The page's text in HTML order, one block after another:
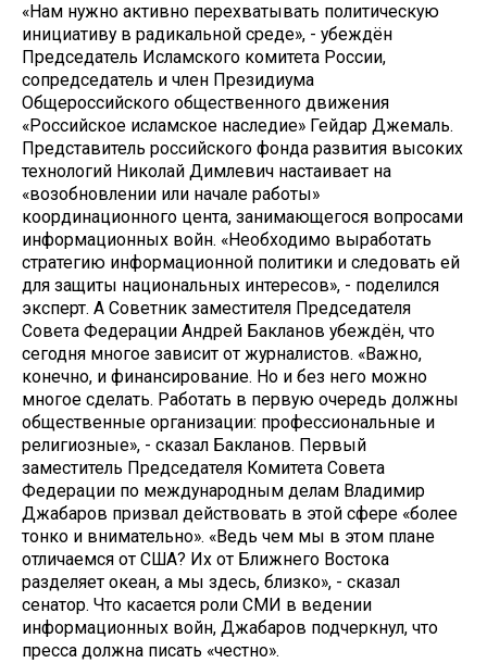
«Нам нужно активно перехватывать политическую
инициативу в радикальной среде», - убеждён
Председатель Исламского комитета России,
сопредседатель и член Президиума
Общероссийского общественного движения
«Российское исламское наследие» Гейдар Джемаль.
Представитель российского фонда развития высоких
технологий Николай Димлевич настаивает на
«возобновлении или начале работы»
координационного цента, занимающегося вопросами
информационных войн. «Необходимо выработать
стратегию информационной политики и следовать ей
для защиты национальных интересов», - поделился
эксперт. А Советник заместителя Председателя
Совета Федерации Андрей Бакланов убеждён, что
сегодня многое зависит от журналистов. «Важно,
конечно, и финансирование. Но и без него можно
многое сделать. Работать в первую очередь должны
общественные организации: профессиональные и
религиозные», - сказал Бакланов. Первый
заместитель Председателя Комитета Совета
Федерации по международным делам Владимир
Джабаров призвал действовать в этой сфере «более
тонко и внимательно». «Ведь чем мы в этом плане
отличаемся от США? Их от Ближнего Востока
разделяет океан, а мы здесь, близко», - сказал
сенатор. Что касается роли СМИ в ведении
информационных войн, Джабаров подчеркнул, что
пресса должна писать «честно».